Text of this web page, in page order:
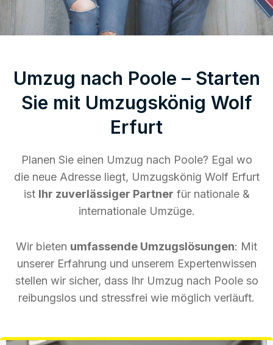
Umzug nach Poole – Starten
Sie mit Umzugskönig Wolf
Erfurt
Planen Sie einen Umzug nach Poole? Egal wo
die neue Adresse liegt, Umzugskönig Wolf Erfurt
ist Ihr zuverlässiger Partner für nationale &
internationale Umzüge.
Wir bieten umfassende Umzugslösungen: Mit
unserer Erfahrung und unserem Expertenwissen
stellen wir sicher, dass Ihr Umzug nach Poole so
reibungslos und stressfrei wie möglich verläuft.